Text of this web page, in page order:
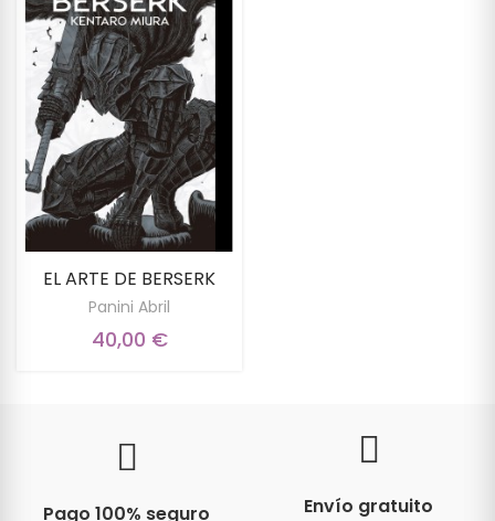
EL ARTE DE BERSERK
Panini Abril
40,00 €
Pago 100% seguro Envío gratuito